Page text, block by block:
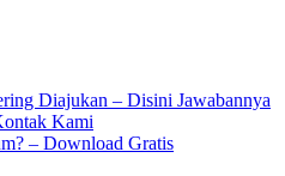
Diajukan – Disini Jawabannya
Kami
– Download Gratis